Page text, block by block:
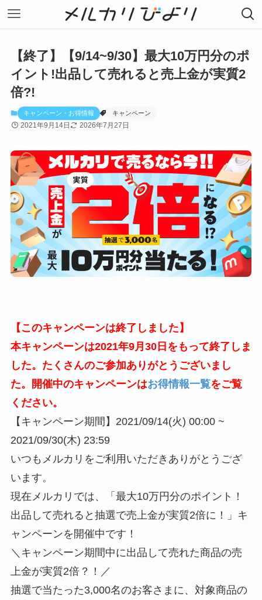
【終了】【9/14~9/30】最大10万円分のポ
イント!出品して売れると売上金が実質2
倍?!
キャンペーン・お得情報 キャンペーン
2021年9月14日 2026年7月27日
【このキャンペーンは終了しました】
本キャンペーンは2021年9月30日をもって終了しま
した。たくさんのご参加ありがとうございまし
た。開催中のキャンペーンはお得情報一覧をご覧
ください。
【キャンペーン期間】2021/09/14(火) 00:00 ~
2021/09/30(木) 23:59
いつもメルカリをご利用いただきありがとうござ
います。
現在メルカリでは、「最大10万円分のポイント！
出品して売れると抽選で売上金が実質2倍に！」キ
ャンペーンを開催中です！
＼キャンペーン期間中に出品して売れた商品の売
上金が実質2倍？！／
抽選で当たった3,000名のお客さまに、対象商品の